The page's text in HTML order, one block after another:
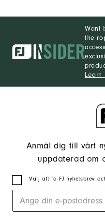
Want
the
Learn
Anmäl dig till vårt
uppdaterad om
Välj att få FJ nyhetsbrev